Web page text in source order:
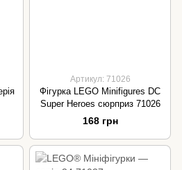
Артикул: 71026
Фігурка LEGO Minifigures DC
Super Heroes сюрприз 71026
168 грн